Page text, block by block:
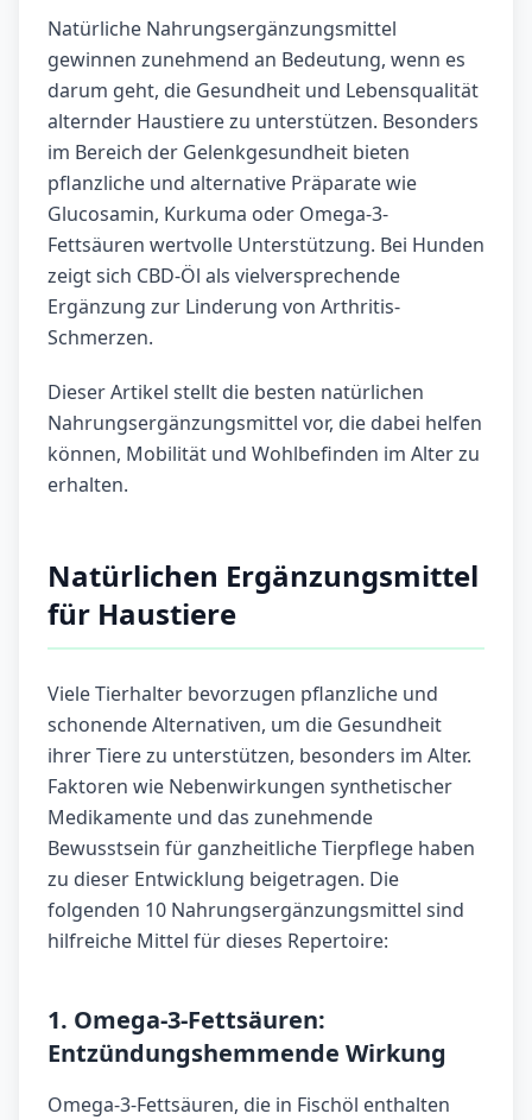
Natürliche Nahrungsergänzungsmittel
gewinnen zunehmend an Bedeutung, wenn es
darum geht, die Gesundheit und Lebensqualität
alternder Haustiere zu unterstützen. Besonders
im Bereich der Gelenkgesundheit bieten
pflanzliche und alternative Präparate wie
Glucosamin, Kurkuma oder Omega-3-
Fettsäuren wertvolle Unterstützung. Bei Hunden
zeigt sich CBD-Öl als vielversprechende
Ergänzung zur Linderung von Arthritis-
Schmerzen.
Dieser Artikel stellt die besten natürlichen
Nahrungsergänzungsmittel vor, die dabei helfen
können, Mobilität und Wohlbefinden im Alter zu
erhalten.
Natürlichen Ergänzungsmittel
für Haustiere
Viele Tierhalter bevorzugen pflanzliche und
schonende Alternativen, um die Gesundheit
ihrer Tiere zu unterstützen, besonders im Alter.
Faktoren wie Nebenwirkungen synthetischer
Medikamente und das zunehmende
Bewusstsein für ganzheitliche Tierpflege haben
zu dieser Entwicklung beigetragen. Die
folgenden 10 Nahrungsergänzungsmittel sind
hilfreiche Mittel für dieses Repertoire:
1. Omega-3-Fettsäuren:
Entzündungshemmende Wirkung
Omega-3-Fettsäuren, die in Fischöl enthalten